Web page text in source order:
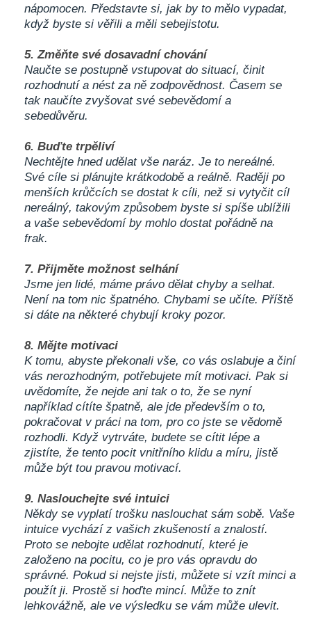
nápomocen. Představte si, jak by to mělo vypadat,
když byste si věřili a měli sebejistotu.
5. Změňte své dosavadní chování
Naučte se postupně vstupovat do situací, činit
rozhodnutí a nést za ně zodpovědnost. Časem se
tak naučíte zvyšovat své sebevědomí a
sebedůvěru.
6. Buďte trpěliví
Nechtějte hned udělat vše naráz. Je to nereálné.
Své cíle si plánujte krátkodobě a reálně. Raději po
menších krůčcích se dostat k cíli, než si vytyčit cíl
nereálný, takovým způsobem byste si spíše ublížili
a vaše sebevědomí by mohlo dostat pořádně na
frak.
7. Přijměte možnost selhání
Jsme jen lidé, máme právo dělat chyby a selhat.
Není na tom nic špatného. Chybami se učíte. Příště
si dáte na některé chybují kroky pozor.
8. Mějte motivaci
K tomu, abyste překonali vše, co vás oslabuje a činí
vás nerozhodným, potřebujete mít motivaci. Pak si
uvědomíte, že nejde ani tak o to, že se nyní
například cítíte špatně, ale jde především o to,
pokračovat v práci na tom, pro co jste se vědomě
rozhodli. Když vytrváte, budete se cítit lépe a
zjistíte, že tento pocit vnitřního klidu a míru, jistě
může být tou pravou motivací.
9. Naslouchejte své intuici
Někdy se vyplatí trošku naslouchat sám sobě. Vaše
intuice vychází z vašich zkušeností a znalostí.
Proto se nebojte udělat rozhodnutí, které je
založeno na pocitu, co je pro vás opravdu do
správné. Pokud si nejste jisti, můžete si vzít minci a
použít ji. Prostě si hoďte mincí. Může to znít
lehkovážně, ale ve výsledku se vám může ulevit.